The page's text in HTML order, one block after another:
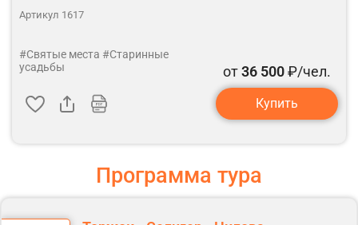
Артикул 1617
#Святые места #Старинные
усадьбы
от36 500₽/чел.
Купить
Программа тура